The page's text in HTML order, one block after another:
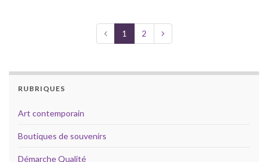
1 2
RUBRIQUES
Art contemporain
Boutiques de souvenirs
Démarche Qualité